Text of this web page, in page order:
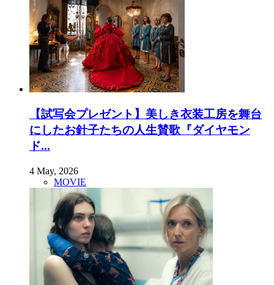
【試写会プレゼント】美しき衣装工房を舞台
にしたお針子たちの人生賛歌『ダイヤモン
ド...
4 May, 2026
MOVIE